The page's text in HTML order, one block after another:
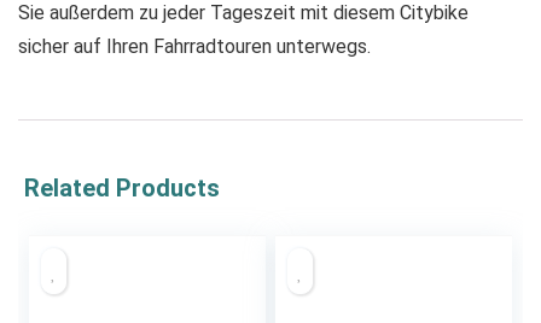
Sie außerdem zu jeder Tageszeit mit diesem Citybike
sicher auf Ihren Fahrradtouren unterwegs.
Related Products